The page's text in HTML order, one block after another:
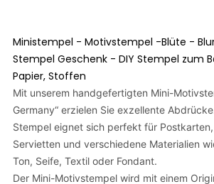
Ministempel - Motivstempel -Blüte -
Stempel Geschenk - DIY Stempel zum
Papier, Stoffen
Mit unserem handgefertigten Mini-
Germany“ erzielen Sie exzellente
Stempel eignet sich perfekt für
Servietten und verschiedene Materialien
Ton, Seife, Textil oder Fondant.
Der Mini-Motivstempel wird mit einem